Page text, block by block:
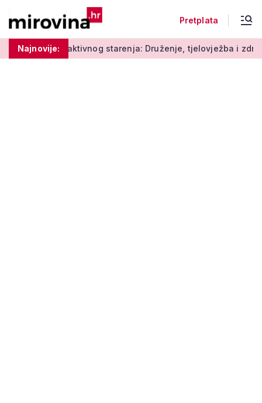
Pretplata
Najnovije:aktivnog starenja: Druženje, tjelovježba i zdrava